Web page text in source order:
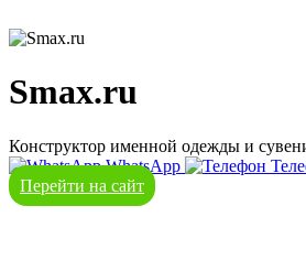
Smax.ru
Конструктор именной одежды и
WhatsApp
Перейти на сайт